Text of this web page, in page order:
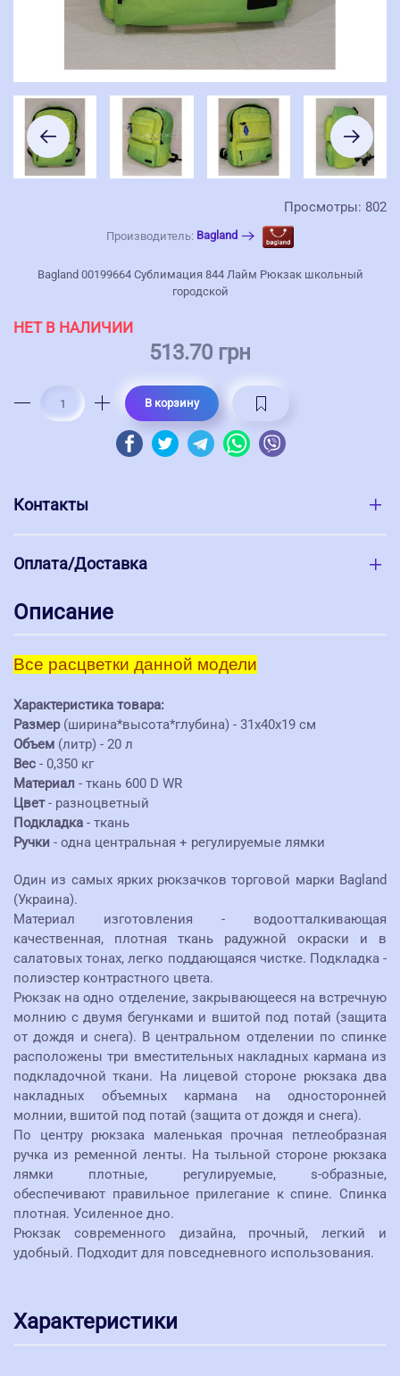
Просмотры: 802
Производитель: Bagland
Bagland 00199664 Сублимация 844 Лайм Рюкзак школьный
городской
НЕТ В НАЛИЧИИ
513.70 грн
В корзину
Контакты
Оплата/Доставка
Описание
Все расцветки данной модели
Характеристика товара:
Размер(ширина*высота*глубина) - 31х40х19 см
Объем (литр) - 20 л
Вес - 0,350 кг
Материал - ткань 600 D WR
Цвет- разноцветный
Подкладка - ткань
Ручки - одна центральная + регулируемые лямки
Один из самых ярких рюкзачков торговой марки Bagland
(Украина).
Материал изготовления - водоотталкивающая
качественная, плотная ткань радужной окраски и в
салатовых тонах, легко поддающаяся чистке. Подкладка -
полиэстер контрастного цвета.
Рюкзак на одно отделение, закрывающееся на встречную
молнию с двумя бегунками и вшитой под потай (защита
от дождя и снега). В центральном отделении по спинке
расположены три вместительных накладных кармана из
подкладочной ткани. На лицевой стороне рюкзака два
накладных объемных кармана на односторонней
молнии, вшитой под потай (защита от дождя и снега).
По центру рюкзака маленькая прочная петлеобразная
ручка из ременной ленты. На тыльной стороне рюкзака
лямки плотные, регулируемые, s-образные,
обеспечивают правильное прилегание к спине. Спинка
плотная. Усиленное дно.
Рюкзак современного дизайна, прочный, легкий и
удобный. Подходит для повседневного использования.
Характеристики